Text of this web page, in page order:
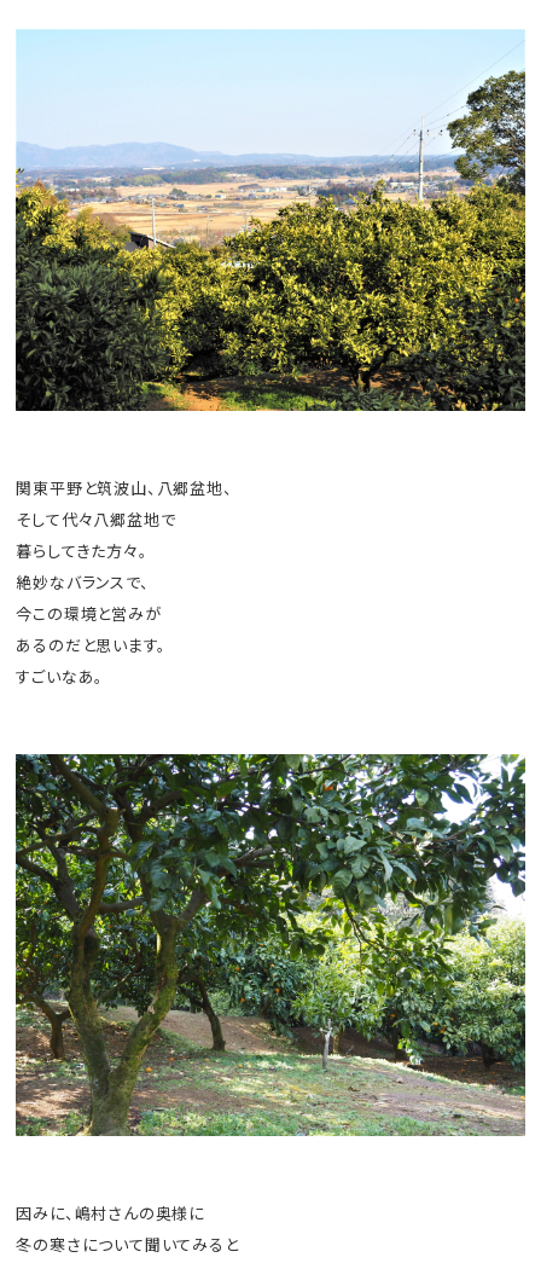
関東平野と筑波山、八郷盆地、
そして代々八郷盆地で
暮らしてきた方々。
絶妙なバランスで、
今この環境と営みが
あるのだと思います。
すごいなあ。
因みに、嶋村さんの奥様に
冬の寒さについて聞いてみると